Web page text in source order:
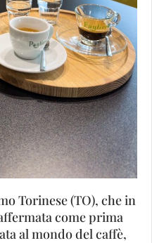
Torinese (TO), che in
come prima
al mondo del caffè,